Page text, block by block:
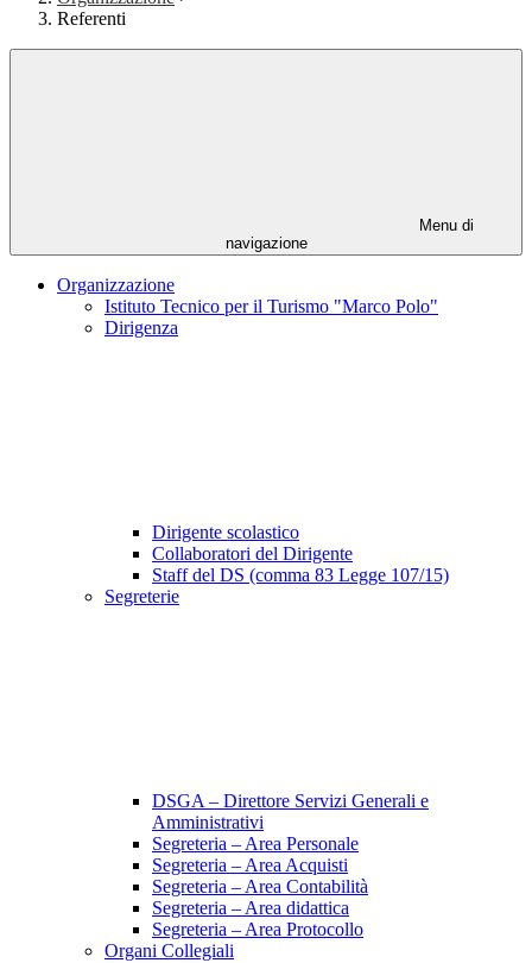
Referenti
Menu di
navigazione
Organizzazione
Istituto Tecnico per il Turismo "Marco Polo"
Dirigenza
Dirigente scolastico
Collaboratori del Dirigente
Staff del DS (comma 83 Legge 107/15)
Segreterie
DSGA – Direttore Servizi Generali e
Amministrativi
Segreteria – Area Personale
Segreteria – Area Acquisti
Segreteria – Area Contabilità
Segreteria – Area didattica
Segreteria – Area Protocollo
Organi Collegiali